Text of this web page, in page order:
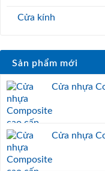
Cửa kính
Sản phẩm mới
Cửa nhựa
Cửa nhựa